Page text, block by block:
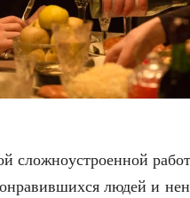
слож­но­устро­ен­ной
людей и